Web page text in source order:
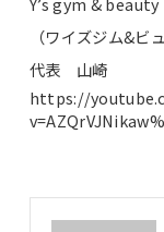
（ワイズジム&ビ
代表 山崎
https://